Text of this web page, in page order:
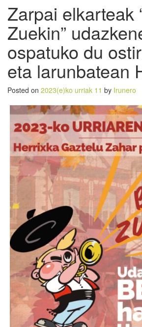
Zarpai elkarteak
Zuekin”
ospatuko du
eta larunbatean
Posted on 2023(e)ko urriak 11 by Irunero